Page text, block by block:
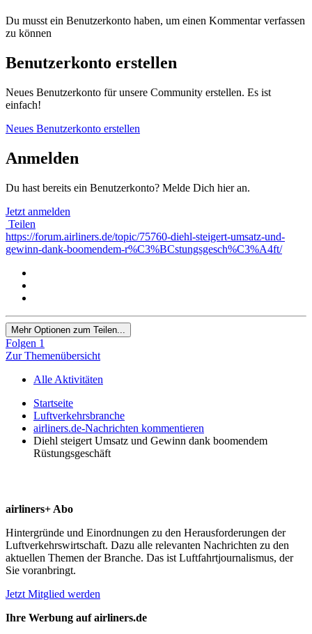
Du musst ein Benutzerkonto haben, um einen Kommentar verfassen
zu können
Benutzerkonto erstellen
Neues Benutzerkonto für unsere Community erstellen. Es ist
einfach!
Neues Benutzerkonto erstellen
Anmelden
Du hast bereits ein Benutzerkonto? Melde Dich hier an.
Jetzt anmelden
Teilen
https://forum.airliners.de/topic/75760-diehl-steigert-umsatz-und-
gewinn-dank-boomendem-r%C3%BCstungsgesch%C3%A4ft/
Mehr Optionen zum Teilen...
Folgen 1
Zur Themenübersicht
Alle Aktivitäten
Startseite
Luftverkehrsbranche
airliners.de-Nachrichten kommentieren
Diehl steigert Umsatz und Gewinn dank boomendem
Rüstungsgeschäft
airliners+ Abo
Hintergründe und Einordnungen zu den Herausforderungen der
Luftverkehrswirtschaft. Dazu alle relevanten Nachrichten zu den
aktuellen Themen der Branche. Das ist Luftfahrtjournalismus, der
Sie voranbringt.
Jetzt Mitglied werden
Ihre Werbung auf airliners.de